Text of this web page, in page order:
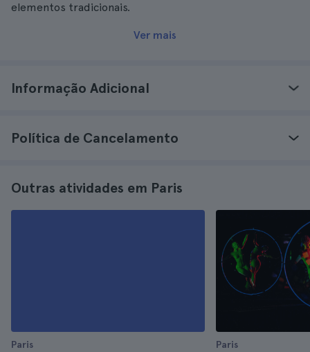
elementos tradicionais.
Ver mais
Informação Adicional
Política de Cancelamento
Outras atividades em Paris
Paris Paris